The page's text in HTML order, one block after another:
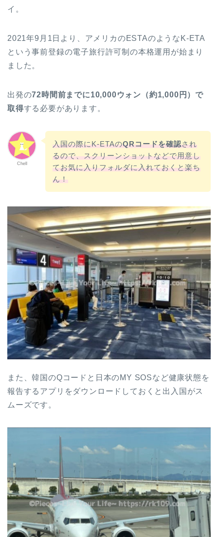
イ。
2021年9月1日より、アメリカのESTAのようなK-ETA
という事前登録の電子旅行許可制の本格運用が始まり
ました。
出発の72時間前までに10,000ウォン（約1,000円）で
取得する必要があります。
Chell
入国の際にK-ETAのQRコードを確認され
るので、スクリーンショットなどで用意し
てお気に入りフォルダに入れておくと楽ち
ん！
また、韓国のQコードと日本のMY SOSなど健康状態を
報告するアプリをダウンロードしておくと出入国がス
ムーズです。